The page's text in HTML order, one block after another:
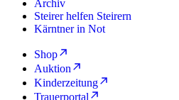
Archiv
Steirer helfen Steirern
Kärntner in Not
Shop
Auktion
Kinderzeitung
Trauerportal